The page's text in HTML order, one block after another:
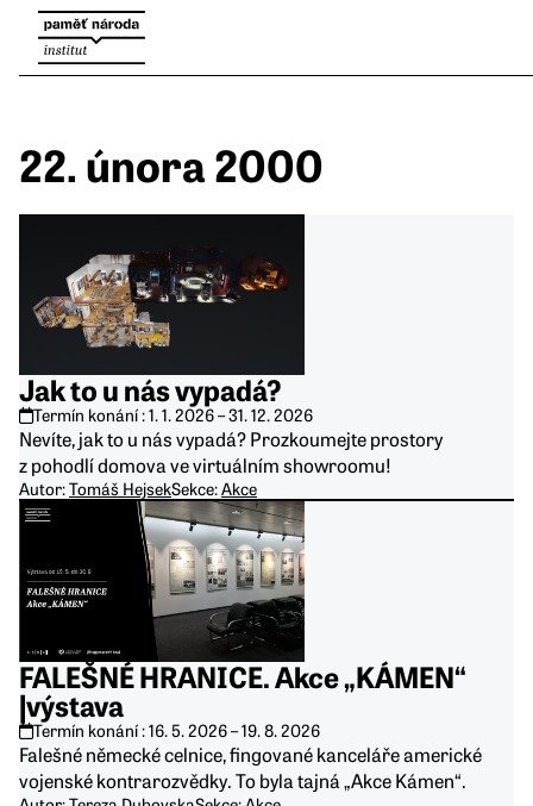
22. února 2000
Jak to u nás vypadá?
Termín konání :1. 1. 2026–31. 12. 2026
Nevíte, jak to u nás vypadá? Prozkoumejte prostory
z pohodlí domova ve virtuálním showroomu!
Autor:Tomáš HejsekSekce:Akce
FALEŠNÉ HRANICE. Akce „KÁMEN“
|výstava
Termín konání :16. 5. 2026–19. 8. 2026
Falešné německé celnice, fingované kanceláře americké
vojenské kontrarozvědky. To byla tajná „Akce Kámen“.